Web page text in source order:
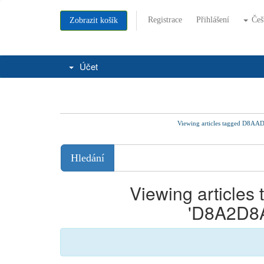
Přihlášení
Registrace
Zobrazit košík
Účet
Viewing articles tagged
Viewing articles